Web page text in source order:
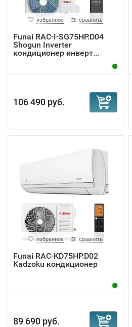
избранное сравнить
Funai RAC-I-SG75HP.D04
Shogun Inverter
кондиционер инверт...
106 490 руб.
избранное сравнить
Funai RAC-KD75HP.D02
Kadzoku кондиционер
89 690 руб.